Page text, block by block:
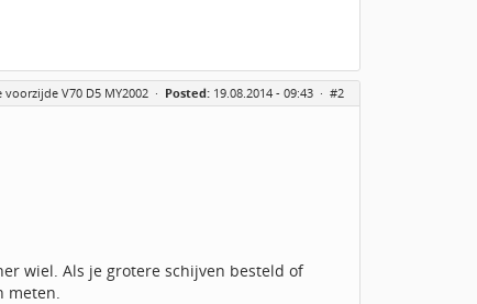
V70 D5 MY2002 · Posted: 19.08.2014 - 09:43 · #2
wiel. Als je grotere schijven besteld of
meten.